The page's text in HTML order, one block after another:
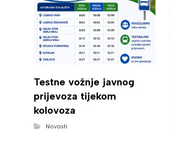
Testne vožnje javnog
prijevoza tijekom
kolovoza
Novosti